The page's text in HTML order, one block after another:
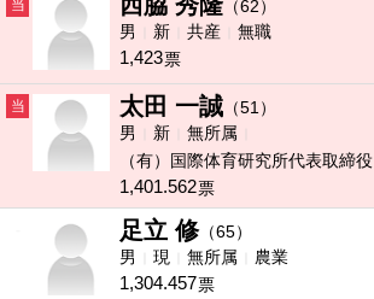
当
（62）
男
新 共産 無職
1,423票
当 太田 一誠 （51）
男
新
無所属
（有）国際体育研究所代表取締役
1,401.562票
足立 修（65）
男
現 無所属 農業
1,304.457票